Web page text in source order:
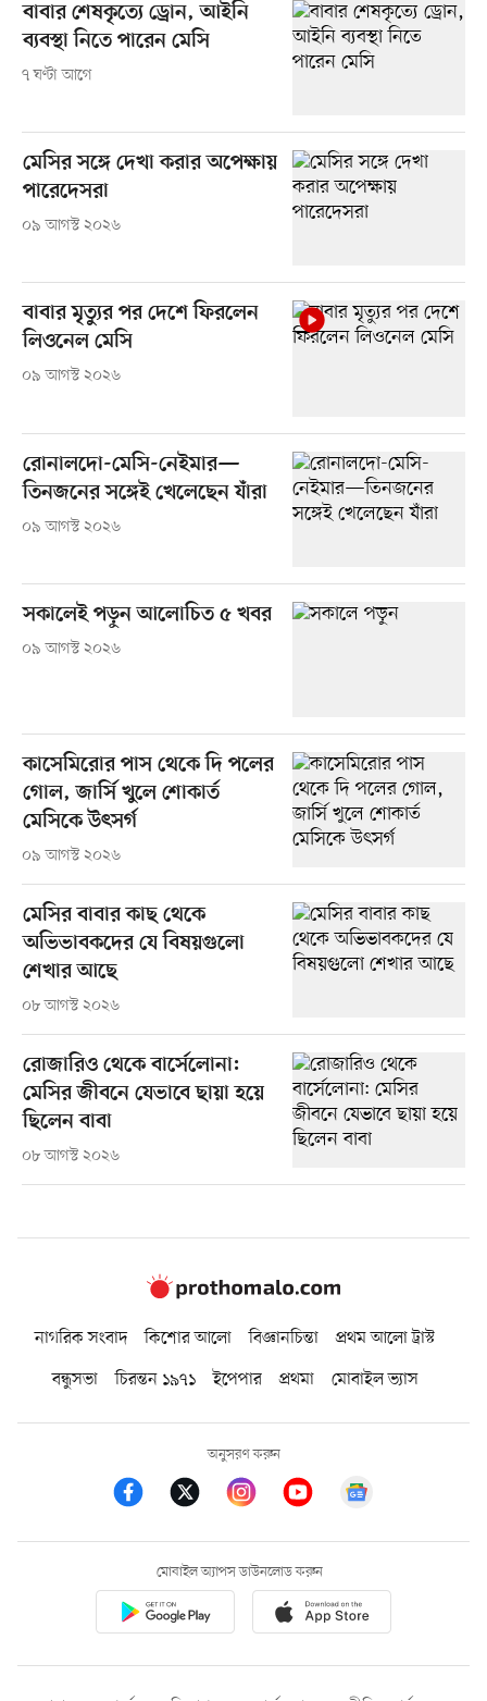
বাবার শেষকৃত্যে ড্রোন, আইনি
ব্যবস্থা নিতে পারেন মেসি
৭ ঘণ্টা আগে
মেসির সঙ্গে দেখা করার অপেক্ষায়
পারেদেসরা
০৯ আগস্ট ২০২৬
বাবার মৃত্যুর পর দেশে ফিরলেন
লিওনেল মেসি
০৯ আগস্ট ২০২৬
রোনালদো-মেসি-নেইমার—
তিনজনের সঙ্গেই খেলেছেন যাঁরা
০৯ আগস্ট ২০২৬
সকালেই পড়ুন আলোচিত ৫ খবর
০৯ আগস্ট ২০২৬
কাসেমিরোর পাস থেকে দি পলের
গোল, জার্সি খুলে শোকার্ত
মেসিকে উৎসর্গ
০৯ আগস্ট ২০২৬
মেসির বাবার কাছ থেকে
অভিভাবকদের যে বিষয়গুলো
শেখার আছে
০৮ আগস্ট ২০২৬
রোজারিও থেকে বার্সেলোনা:
মেসির জীবনে যেভাবে ছায়া হয়ে
ছিলেন বাবা
০৮ আগস্ট ২০২৬
নাগরিক সংবাদ কিশোর আলো বিজ্ঞানচিন্তা
প্রথম আলো ট্রাস্ট
বন্ধুসভা
চিরন্তন ১৯৭১ ইপেপার প্রথমা মোবাইল ভ্যাস
অনুসরণ করুন
মোবাইল অ্যাপস ডাউনলোড করুন